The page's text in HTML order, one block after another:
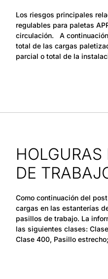
Los riesgos principales
regulables para paletas
circulación. A
total de las cargas
parcial o total de la
HOLGURAS
DE
Como continuación del
cargas en las estanterías
pasillos de trabajo. La
las siguientes clases:
Clase 400, Pasillo